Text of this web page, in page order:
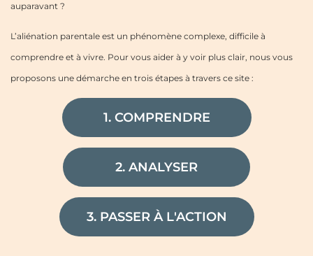
auparavant ?
L’aliénation parentale est un phénomène complexe, difficile à
comprendre et à vivre. Pour vous aider à y voir plus clair, nous vous
proposons une démarche en trois étapes à travers ce site :
1. COMPRENDRE
2. ANALYSER
3. PASSER À L'ACTION